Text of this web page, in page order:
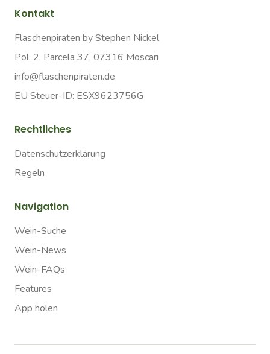
Kontakt
Flaschenpiraten by Stephen Nickel
Pol. 2, Parcela 37, 07316 Moscari
info@flaschenpiraten.de
EU Steuer-ID: ESX9623756G
Rechtliches
Datenschutzerklärung
Regeln
Navigation
Wein-Suche
Wein-News
Wein-FAQs
Features
App holen